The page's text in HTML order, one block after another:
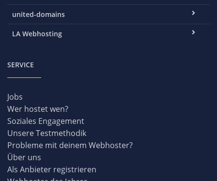
united-domains
LA Webhosting
SERVICE
Jobs
Wer hostet wen?
Soziales Engagement
Unsere Testmethodik
Probleme mit deinem Webhoster?
Über uns
Als Anbieter registrieren